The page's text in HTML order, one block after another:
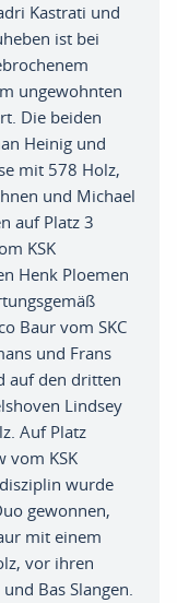
Kastrati und
ist bei
ungewohnten
. Die beiden
Heinig und
mit 578 Holz,
und Michael
auf Platz 3
KSK
Henk Ploemen
Baurvom SKC
und Frans
auf den dritten
Lindsey
. Auf Platz
vom KSK
wurde
gewonnen,
mit einem
, vor ihren
und Bas Slangen.